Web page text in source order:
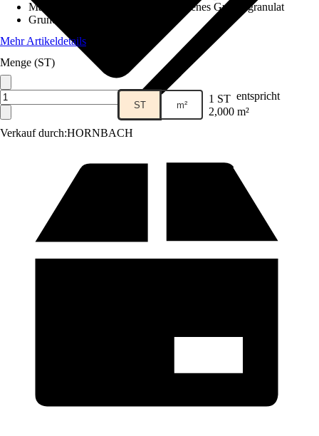
Verkauf durch:HORNBACH
Material
Kautschuk, PUR - gebundenes Gummigranulat
Grundfarbe
Mehr Artikeldetails
Menge (ST)
ST m² 1 ST entspricht
2,000 m²